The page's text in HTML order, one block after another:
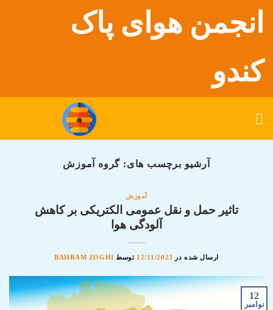
پرش
محتواانجمن هوای پاک
کندو
آرشیو برچسب های: گروه آموزش
آموزش
تاثیر حمل و نقل عمومی الکتریکی بر کاهش
آلودگی هوا
ارسال شده در 12/11/2023 توسط BAHRAM ZOGHI
12
نوامبر